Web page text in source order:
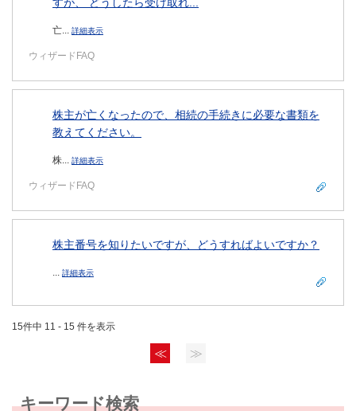
亡... 詳細表示
ウィザードFAQ
株主が亡くなったので、相続の手続きに必要な書類を
教えてください。
株... 詳細表示
ウィザードFAQ
株主番号を知りたいですが、どうすればよいですか？
... 詳細表示
15件中 11 - 15 件を表示
≪ ≫
キーワード検索